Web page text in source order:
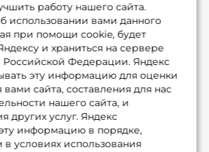
работу нашего сайта.
использовании вами данного
при помощи cookie, будет
и храниться на сервере
Российской Федерации. Яндекс
эту информацию для оценки
сайта, составления для нас
нашего сайта, и
других услуг. Яндекс
информацию в порядке,
в условиях использования
О магазине
Доставка
Оплата
Fox-bonus
Гуру
программа
88
д.7
20:00